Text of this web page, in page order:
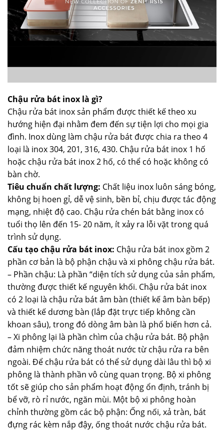
Chậu rửa bát inox là gì?
Chậu rửa bát inox sản phẩm được thiết kế theo xu
hướng hiện đại nhằm đem đến sự tiện lợi cho mọi gia
đình. Inox dùng làm chậu rửa bát được chia ra theo 4
loại là inox 304, 201, 316, 430. Chậu rửa bát inox 1 hố
hoặc chậu rửa bát inox 2 hố, có thể có hoặc không có
bàn chờ.
Tiêu chuẩn chất lượng: Chất liệu inox luôn sáng bóng,
không bị hoen gỉ, dễ vệ sinh, bền bỉ, chịu được tác động
mạng, nhiệt độ cao. Chậu rửa chén bát bằng inox có
tuổi thọ lên đến 15- 20 năm, ít xảy ra lỗi vặt trong quá
trình sử dụng.
Cấu tạo chậu rửa bát inox: Chậu rửa bát inox gồm 2
phần cơ bản là bộ phận chậu và xi phông chậu rửa bát.
– Phần chậu: Là phần “diện tích sử dụng của sản phẩm,
thường được thiết kế nguyên khối. Chậu rửa bát inox
có 2 loại là chậu rửa bát âm bàn (thiết kế âm bàn bếp)
và thiết kế dương bàn (lắp đặt trực tiếp không cần
khoan sâu), trong đó dòng âm bàn là phổ biến hơn cả.
– Xi phông lại là phần chìm của chậu rửa bát. Bộ phận
đảm nhiệm chức năng thoát nước từ chậu rửa ra bên
ngoài. Để chậu rửa bát có thể sử dụng dài lâu thì bộ xi
phông là thành phần vô cùng quan trọng. Bộ xi phông
tốt sẽ giúp cho sản phẩm hoạt động ổn định, tránh bị
bể vỡ, rò rỉ nước, ngăn mùi. Một bộ xi phông hoàn
chỉnh thường gồm các bộ phận: Ống nối, xả tràn, bát
đựng rác kèm nắp đậy, ống thoát nước chậu rửa bát.